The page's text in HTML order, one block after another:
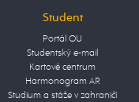
Student
Portál OU
Studentský e-mail
Kartové centrum
Harmonogram AR
Studium a stáže v zahraničí